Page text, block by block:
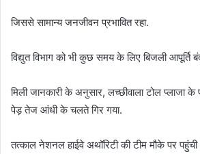
जिससे सामान्य जनजीवन प्रभावित रहा.
विद्युत विभाग को भी कुछ समय के लिए बिजली आपूर्ति
मिली जानकारी के अनुसार, लच्छीवाला टोल प्लाजा के
पेड़ तेज आंधी के चलते गिर गया.
तत्काल नेशनल हाईवे अथॉरिटी की टीम मौके पर